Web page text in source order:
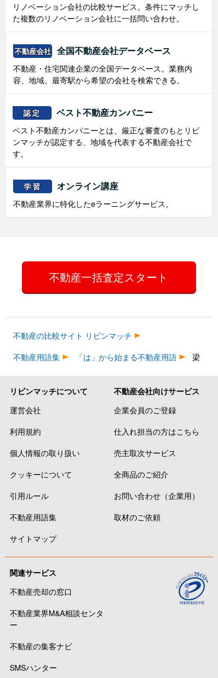
リノベーション会社の比較サービス。条件にマッチし
た複数のリノベーション会社に一括問い合わせ。
不動産会社 全国不動産会社データベース
不動産・住宅関連企業の全国データベース。業務内
容、地域、最寄駅から希望の会社を検索できる。
認定 ベスト不動産カンパニー
ベスト不動産カンパニーとは、厳正な審査のもとリビ
ンマッチが認定する、地域を代表する不動産会社で
す。
学習 オンライン講座
不動産業界に特化したeラーニングサービス。
不動産一括査定スタート
不動産の比較サイト リビンマッチ
不動産用語集
「は」から始まる不動産用語 梁
リビンマッチについて
運営会社
利用規約
個人情報の取り扱い
クッキーについて
引用ルール
不動産用語集
サイトマップ
不動産会社向けサービス
企業会員のご登録
仕入れ担当の方はこちら
売主取次サービス
全商品のご紹介
お問い合わせ（企業用）
取材のご依頼
関連サービス
不動産売却の窓口
不動産業界M&A相談センタ
ー
不動産の集客ナビ
SMSハンター